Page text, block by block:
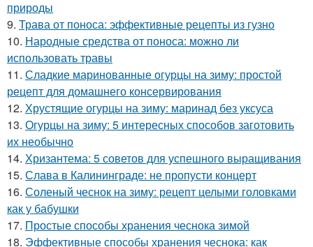
природы
9. Трава от поноса: эффективные рецепты из гузно
10. Народные средства от поноса: можно ли
использовать травы
11. Сладкие маринованные огурцы на зиму: простой
рецепт для домашнего консервирования
12. Хрустящие огурцы на зиму: маринад без уксуса
13. Огурцы на зиму: 5 интересных способов заготовить
их необычно
14. Хризантема: 5 советов для успешного выращивания
15. Слава в Калининграде: не пропусти концерт
16. Соленый чеснок на зиму: рецепт целыми головками
как у бабушки
17. Простые способы хранения чеснока зимой
18. Эффективные способы хранения чеснока: как